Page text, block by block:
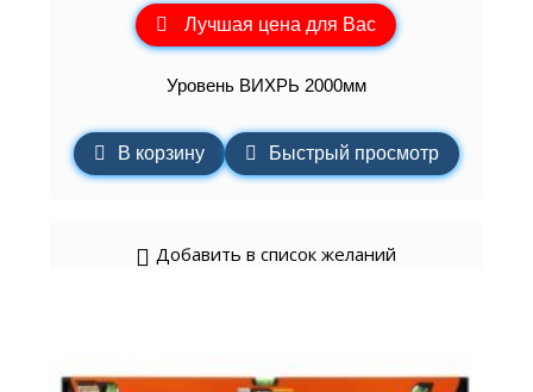
Лучшая цена для Вас
Уровень ВИХРЬ 2000мм
В корзину Быстрый просмотр
Добавить в список желаний